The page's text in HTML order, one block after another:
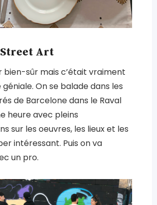
Art
bien-sûr mais c’était vraiment
On se balade dans les
de Barcelone dans le Raval
heure avec pleins
sur les oeuvres, les lieux et les
intéressant. Puis on va
un pro.